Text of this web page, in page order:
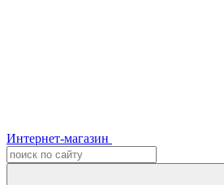
Интернет-магазин